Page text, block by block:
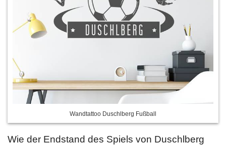
Wandtattoo Duschlberg Fußball
Wie der Endstand des Spiels von Duschlberg